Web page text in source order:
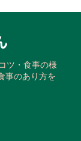
ツ・食事の様
事のあり方を